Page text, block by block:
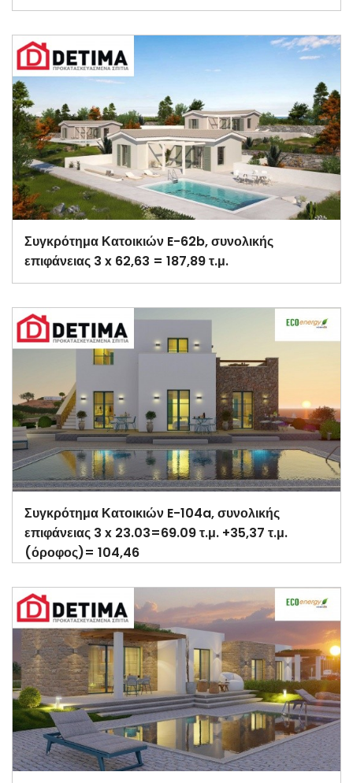
Συγκρότημα Κατοικιών E-62b, συνολικής
επιφάνειας 3 x 62,63 = 187,89 τ.μ.
Συγκρότημα Κατοικιών E-104a, συνολικής
επιφάνειας 3 x 23.03=69.09 τ.μ. +35,37 τ.μ.
(όροφος)= 104,46